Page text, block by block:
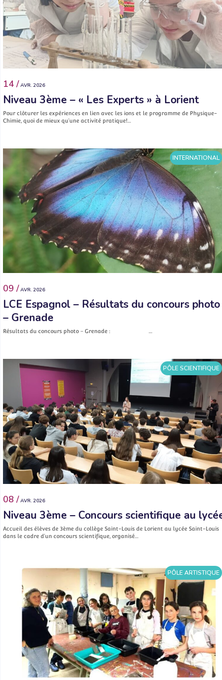
14 / AVR. 2026
Niveau 3ème – « Les Experts » à Lorient
Pour clôturer les expériences en lien avec les ions et le programme de Physique-
Chimie, quoi de mieux qu’une activité pratique!…
INTERNATIONAL
09 / AVR. 2026
LCE Espagnol – Résultats du concours photo
– Grenade
Résultats du concours photo – Grenade : …
PÔLE SCIENTIFIQUE
08 / AVR. 2026
Niveau 3ème – Concours scientifique au
Accueil des élèves de 3ème du collège Saint-Louis de Lorient au lycée Saint-Louis
dans le cadre d’un concours scientifique, organisé…
PÔLE ARTISTIQUE